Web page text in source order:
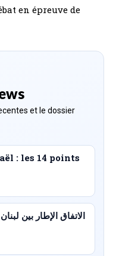
en épreuve de
et le dossier
: les 14 points